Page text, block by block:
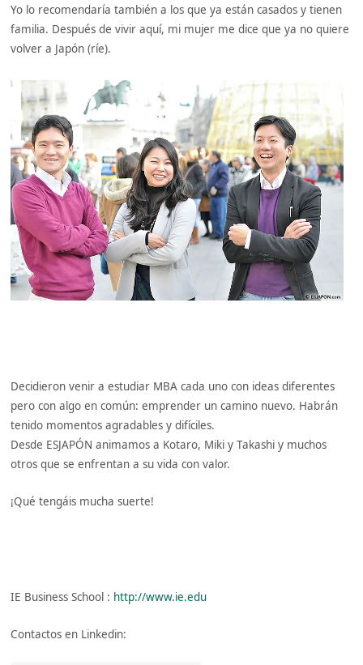
Yo lo recomendaría también a los que ya están casados y tienen
familia. Después de vivir aquí, mi mujer me dice que ya no quiere
volver a Japón (ríe).
Decidieron venir a estudiar MBA cada uno con ideas diferentes
pero con algo en común: emprender un camino nuevo. Habrán
tenido momentos agradables y difíciles.
Desde ESJAPÓN animamos a Kotaro, Miki y Takashi y muchos
otros que se enfrentan a su vida con valor.
¡Qué tengáis mucha suerte!
IE Business School : http://www.ie.edu
Contactos en Linkedin: